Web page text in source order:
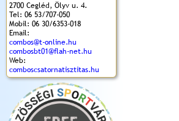
2700 Cegléd, Ölyv u. 4.
Tel: 06 53/707-050
Mobil: 06 30/6353-018
Email:
combos@t-online.hu
combosbt01@flah-net.hu
Web:
comboscsatornatisztitas.hu